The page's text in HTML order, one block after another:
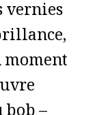
vernies
moment